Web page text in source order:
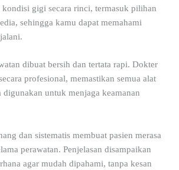
gigi secara rinci, termasuk pilihan
sehingga kamu dapat memahami
dibuat bersih dan tertata rapi. Dokter
profesional, memastikan semua alat
digunakan untuk menjaga keamanan
dan sistematis membuat pasien merasa
perawatan. Penjelasan disampaikan
agar mudah dipahami, tanpa kesan